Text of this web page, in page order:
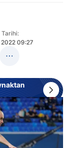
09:27